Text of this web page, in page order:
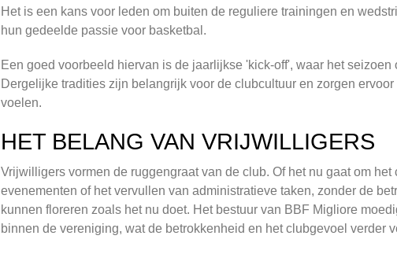
Het is een kans voor leden om buiten de reguliere trainingen en
hun gedeelde passie voor basketbal.
Een goed voorbeeld hiervan is de jaarlijkse 'kick-off', waar het
Dergelijke tradities zijn belangrijk voor de clubcultuur en zorgen
voelen.
HET BELANG VAN VRIJWILLIGERS
Vrijwilligers vormen de ruggengraat van de club. Of het nu gaat om
evenementen of het vervullen van administratieve taken, zonder de
kunnen floreren zoals het nu doet. Het bestuur van BBF Migliore
binnen de vereniging, wat de betrokkenheid en het clubgevoel verder